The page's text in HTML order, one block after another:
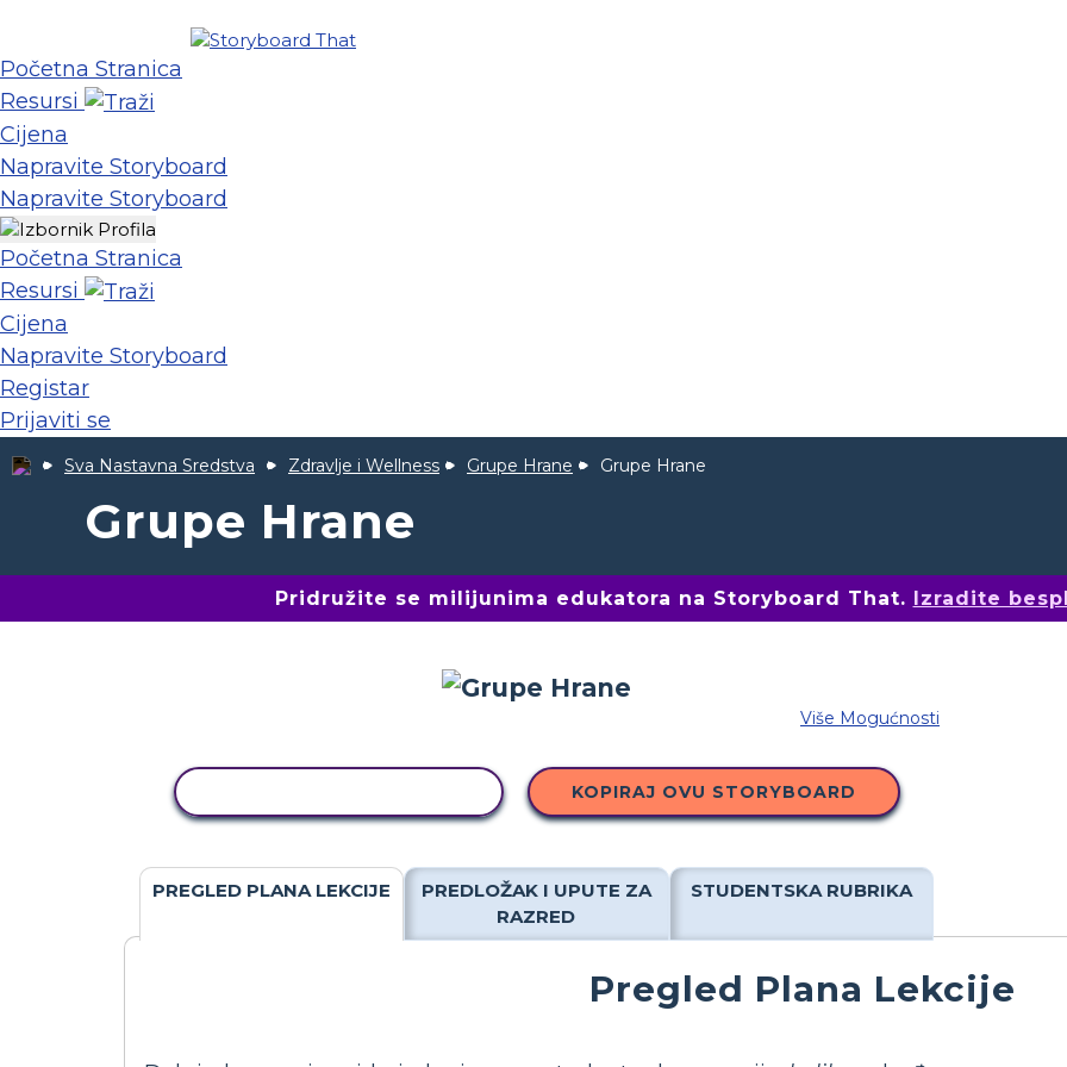
Početna Stranica
Resursi
Cijena
Napravite Storyboard
Napravite Storyboard
Početna Stranica
Resursi
Cijena
Napravite Storyboard
Registar
Prijaviti se
Sva Nastavna Sredstva Zdravlje i Wellness Grupe Hrane Grupe Hrane
Grupe Hrane
Pridružite se milijunima edukatora na Storyboard That. Izradite
Više Mogućnosti
KOPIRAJ OVU STORYBOARD
PREGLED PLANA LEKCIJE
PREDLOŽAK I UPUTE ZA
RAZRED
STUDENTSKA RUBRIKA
Pregled Plana Lekcije